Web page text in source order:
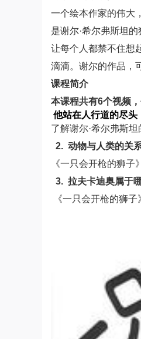
一个绘本作家的伟大
是谢尔·希尔弗斯坦
让每个人都禁不住想
滴滴。谢尔的作品，
课程简介
本课程共有6个视频
他站在人行道的尽头
了解谢尔·希尔弗斯
2. 动物与人类的关
《一只会开枪的狮子
3. 拉夫卡迪奥属于
《一只会开枪的狮